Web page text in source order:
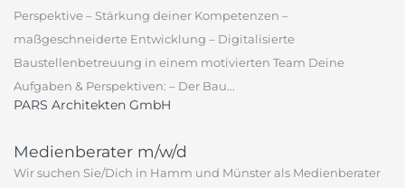
Perspektive – Stärkung deiner Kompetenzen –
maßgeschneiderte Entwicklung – Digitalisierte
Baustellenbetreuung in einem motivierten Team Deine
Aufgaben & Perspektiven: – Der Bau...
PARS Architekten GmbH
Medienberater m/w/d
Wir suchen Sie/Dich in Hamm und Münster als Medienberater